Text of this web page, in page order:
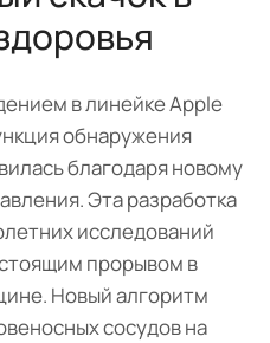
в линейке Apple
обнаружения
благодаря новому
Эта разработка
исследований
прорывом в
Новый алгоритм
сосудов на